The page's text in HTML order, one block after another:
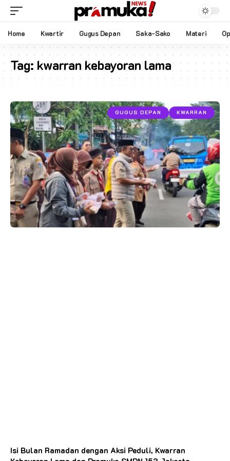
Home Kwartir Gugus Depan Saka-Sako Materi
Tag:kwarran kebayoran lama
GUGUS DEPAN KWARRAN
Isi Bulan Ramadan dengan Aksi Peduli, Kwarran